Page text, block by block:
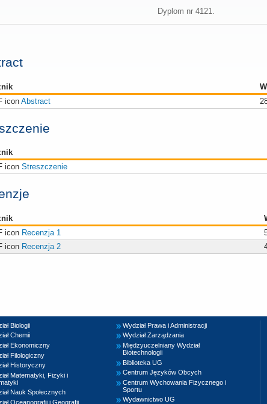
Dyplom nr 4121.
Abstract
Streszczenie
Recenzja 1
Recenzja 2
Biologii
Chemii
Ekonomiczny
Filologiczny
Historyczny
Matematyki, Fizyki i
Nauk Społecznych
Oceanografii i Geografii
Wydział Prawa i Administracji
Wydział Zarządzania
Międzyuczelniany Wydział
Biotechnologii
Biblioteka UG
Centrum Języków Obcych
Centrum Wychowania Fizycznego i
Sportu
Wydawnictwo UG